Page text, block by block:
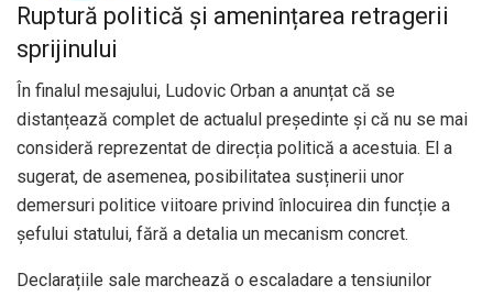
Ruptură politică și amenințarea retragerii
sprijinului
În finalul mesajului, Ludovic Orban a anunțat că se
distanțează complet de actualul președinte și că nu se mai
consideră reprezentat de direcția politică a acestuia. El a
sugerat, de asemenea, posibilitatea susținerii unor
demersuri politice viitoare privind înlocuirea din funcție a
șefului statului, fără a detalia un mecanism concret.
Declarațiile sale marchează o escaladare a tensiunilor